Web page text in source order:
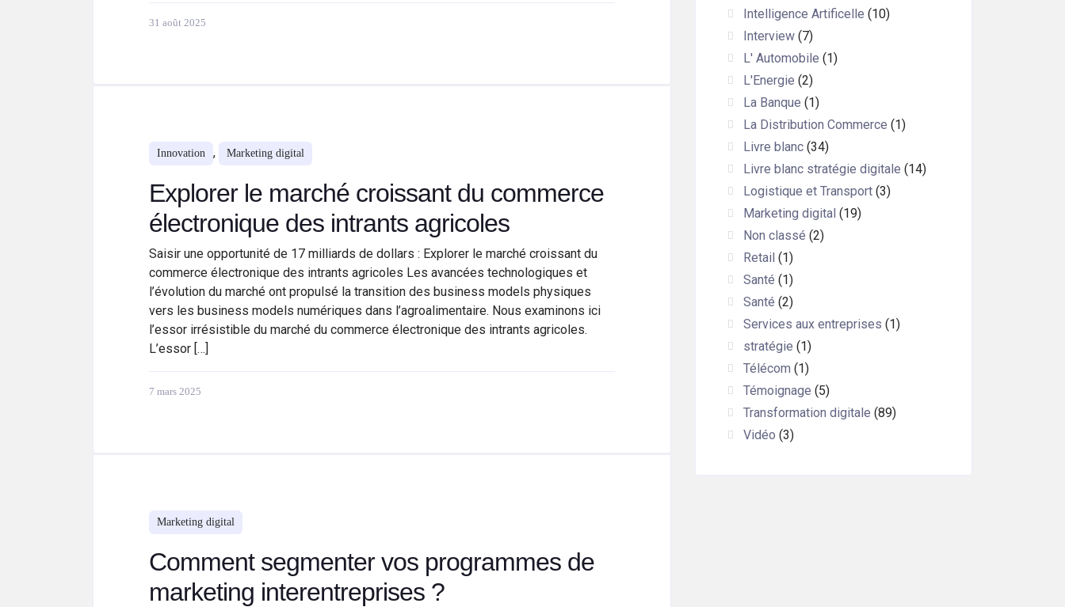
31 août 2025
Innovation , Marketing digital
Explorer le marché croissant du commerce
électronique des intrants agricoles
Saisir une opportunité de 17 milliards de dollars : Explorer le marché croissant du
commerce électronique des intrants agricoles Les avancées technologiques et
l’évolution du marché ont propulsé la transition des business models physiques
vers les business models numériques dans l’agroalimentaire. Nous examinons ici
l’essor irrésistible du marché du commerce électronique des intrants agricoles.
L’essor […]
7 mars 2025
Marketing digital
Comment segmenter vos programmes de
marketing interentreprises ?
Intelligence Artificelle (10)
Interview (7)
L' Automobile (1)
L'Energie (2)
La Banque (1)
La Distribution Commerce (1)
Livre blanc (34)
Livre blanc stratégie digitale (14)
Logistique et Transport (3)
Marketing digital (19)
Non classé (2)
Retail (1)
Santé (1)
Santé (2)
Services aux entreprises (1)
stratégie (1)
Télécom (1)
Témoignage (5)
Transformation digitale (89)
Vidéo (3)